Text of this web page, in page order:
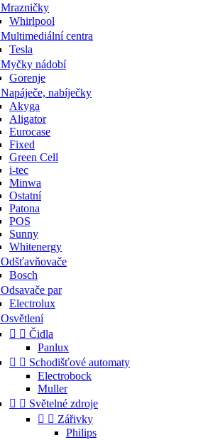
Mrazničky
Whirlpool
Multimediální centra
Tesla
Myčky nádobí
Gorenje
Napáječe, nabíječky
Akyga
Aligator
Eurocase
Fixed
Green Cell
i-tec
Minwa
Ostatní
Patona
POS
Sunny
Whitenergy
Odšťavňovače
Bosch
Odsavače par
Electrolux
Osvětlení
  Čidla
Panlux
  Schodišťové automaty
Electrobock
Muller
  Světelné zdroje
  Zářivky
Philips